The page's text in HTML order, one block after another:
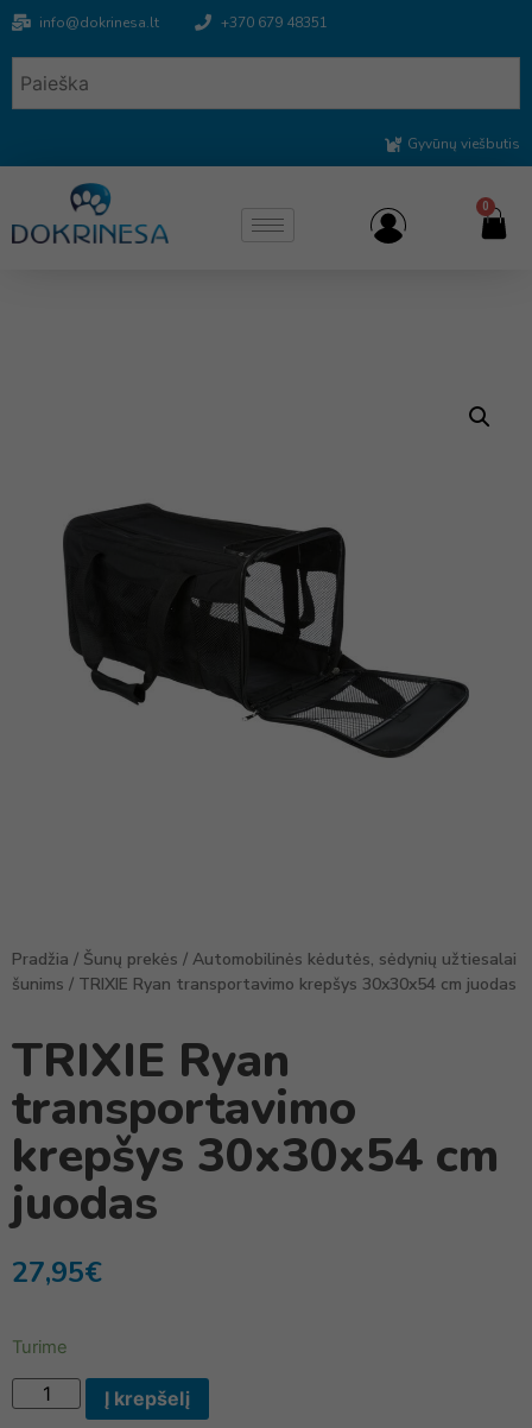
info@dokrinesa.lt +370 679 48351
Gyvūnų viešbutis
0
Pradžia / Šunų prekės / Automobilinės kėdutės, sėdynių užtiesalai
šunims / TRIXIE Ryan transportavimo krepšys 30x30x54 cm juodas
TRIXIE Ryan
transportavimo
krepšys 30x30x54 cm
juodas
27,95€
Turime
Į krepšelį